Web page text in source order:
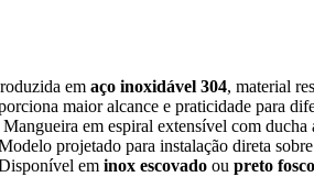
em aço inoxidável 304, material
maior alcance e praticidade para
Mangueira em espiral extensível com
projetado para instalação direta
em inox escovado ou preto fosco